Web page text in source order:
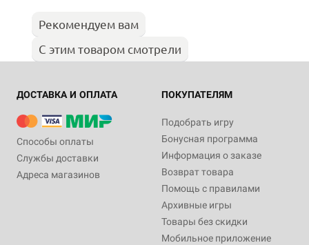
Рекомендуем вам
С этим товаром смотрели
ДОСТАВКА И ОПЛАТА
Способы оплаты
Службы доставки
Адреса магазинов
ПОКУПАТЕЛЯМ
Подобрать игру
Бонусная программа
Информация о заказе
Возврат товара
Помощь с правилами
Архивные игры
Товары без скидки
Мобильное приложение